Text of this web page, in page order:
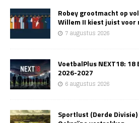
Robey grootmacht op
Willem II kiest juist voor
7 augustus 2026
VoetbalPlus NEXT18:
2026-2027
6 augustus 2026
Sportlust (Derde